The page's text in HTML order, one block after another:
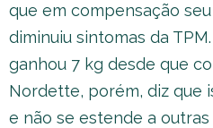
que em compensação
diminuiu sintomas da
ganhou 7 kg desde que
Nordette, porém, diz que
e não se estende a outras